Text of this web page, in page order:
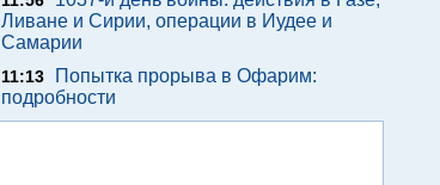
Ливане и Сирии, операции в Иудее и
Самарии
11:13
Попытка прорыва в Офарим:
подробности